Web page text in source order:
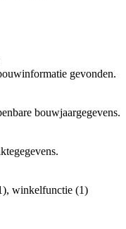
gevonden.
bouwjaargegevens.
winkelfunctie (1)